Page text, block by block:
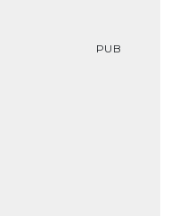
PUB